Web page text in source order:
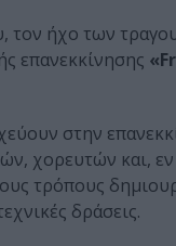
τον ήχο των
επανεκκίνησης
στην
χορευτών και, εν
τρόπους
δράσεις.